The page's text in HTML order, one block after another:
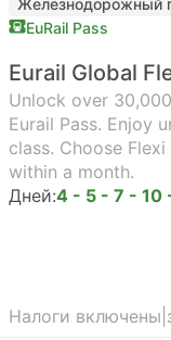
Железнодорожный
EuRail Pass
Eurail Global
Unlock over
Eurail Pass. Enjoy
class. Choose
within a month.
Дней:4 - 5 - 7 - 10
Налоги включены